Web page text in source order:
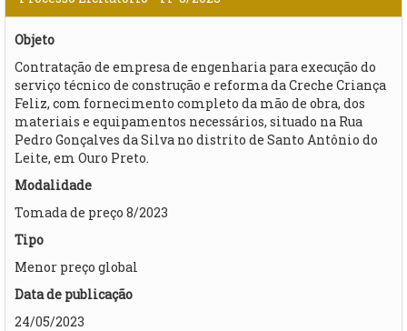
Objeto
Contratação de empresa de engenharia para execução do
serviço técnico de construção e reforma da Creche Criança
Feliz, com fornecimento completo da mão de obra, dos
materiais e equipamentos necessários, situado na Rua
Pedro Gonçalves da Silva no distrito de Santo Antônio do
Leite, em Ouro Preto.
Modalidade
Tomada de preço 8/2023
Tipo
Menor preço global
Data de publicação
24/05/2023